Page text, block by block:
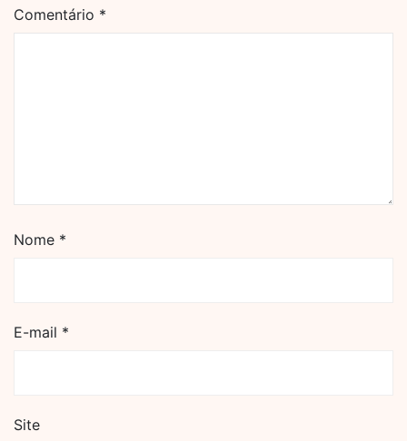
Comentário *
Nome *
E-mail *
Site